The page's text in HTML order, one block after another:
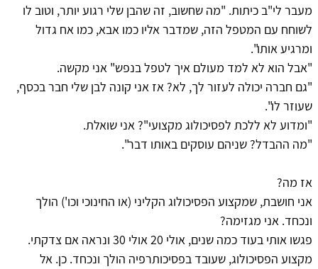
מעבר לי"ב כיתות. "מה שחשוב, זה שהבן שלי רגוע יותר, וטוב לו
לשוחח עם המטפל הזה, שמדבר אליו כמו אבא, כמו אח גדול
ומרגיע אותו".
"אבל הוא לא למד מעולם איך לטפל בנפש" אני מקשה.
"גם חברה יכולה לעזור לך, לא? אז אני קונה לבן שלי חבר בכסף,
שעוזר לו".
"ומדוע לא ללכת לפסיכולוג מקצועי"? אני שואלת.
"מה ההבדל? שניהם עוסקים באותו דבר".
אז מה?
אני חושבת, שמקצוע הפסיכולוג הקליני (או החינוכי וכו') הולך
ונכחד. אני מגזימה?
פגשו אותי בעוד כמה שנים, אולי 20 אולי 30 ונראה אם צדקתי.
מקצוע הפסיכולוג, שעובד בפסיכותרפיה הולך ונכחד. כן. אל